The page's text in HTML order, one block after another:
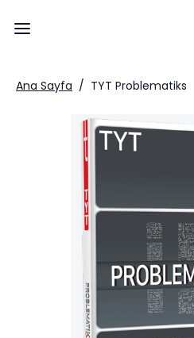
Ana Sayfa / TYT Problematiks